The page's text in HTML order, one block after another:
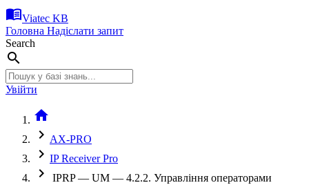
menu_bookViatec KB
Головна Надіслати запит
Search
search
Увійти
home
chevron_right AX-PRO
chevron_right IP Receiver Pro
chevron_right IPRP — UM — 4.2.2. Управління операторами